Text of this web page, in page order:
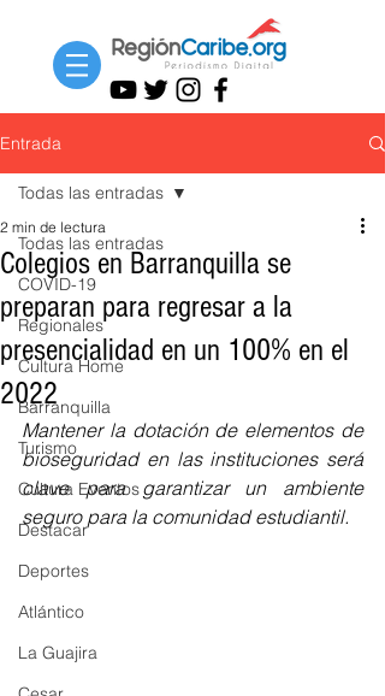
Entrada
Todas las entradas
COVID-19
Regionales
Cultura Home
Barranquilla
Turismo
Cultura Eventos
Destacar
Deportes
Atlántico
La Guajira
Todas las entradas
Colegios en Barranquilla se
preparan para regresar a la
presencialidad en un 100% en el
2022
2 min de lectura
Mantener la dotación de elementos de
bioseguridad en las instituciones será
clave para garantizar un ambiente
seguro para la comunidad estudiantil.